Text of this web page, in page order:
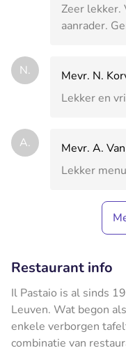
Zeer lekker.
aanrader.
N.
Mevr. N.
Lekker en
A.
Mevr. A.
Lekker
Restaurant info
Il Pastaio is al sinds
Leuven. Wat begon
enkele verborgen
combinatie van